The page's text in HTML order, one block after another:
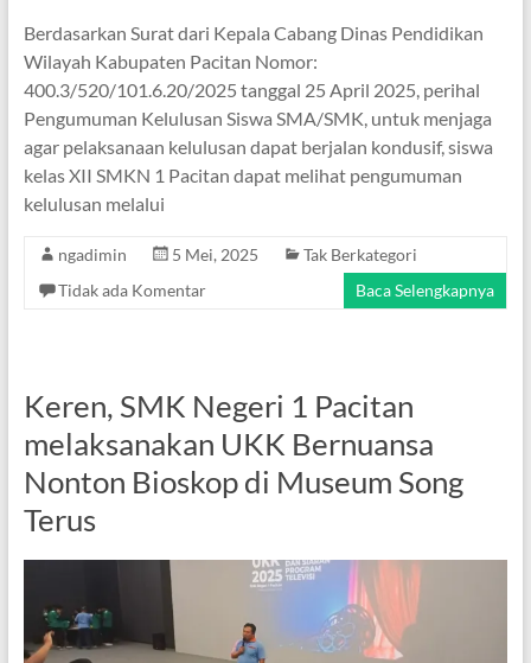
Berdasarkan Surat dari Kepala Cabang Dinas Pendidikan
Wilayah Kabupaten Pacitan Nomor:
400.3/520/101.6.20/2025 tanggal 25 April 2025, perihal
Pengumuman Kelulusan Siswa SMA/SMK, untuk menjaga
agar pelaksanaan kelulusan dapat berjalan kondusif, siswa
kelas XII SMKN 1 Pacitan dapat melihat pengumuman
kelulusan melalui
ngadimin 5 Mei, 2025
Tak Berkategori
Tidak ada Komentar
Baca Selengkapnya
Keren, SMK Negeri 1 Pacitan
melaksanakan UKK Bernuansa
Nonton Bioskop di Museum Song
Terus